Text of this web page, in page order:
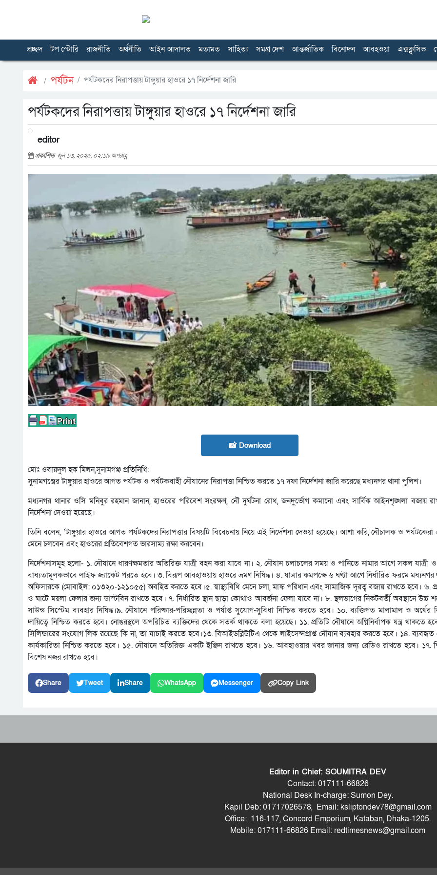
প্রচ্ছদ টপ স্টোরি রাজনীতি অর্থনীতি আইন আদালত মতামত সাহিত্য সমগ্র দেশ আন্তর্জাতিক বিনোদন আবহওয়া এক্সক্লুসিভ
পর্যটন পর্যটকদের নিরাপত্তায় টাঙ্গুয়ার হাওরে ১৭ নির্দেশনা জারি
পর্যটকদের নিরাপত্তায় টাঙ্গুয়ার হাওরে ১৭ নির্দেশনা জারি
editor
প্রকাশিত জুন ১৩, ২০২৫, ০২:১৯ অপরাহ্ণ
📸 Download
মোঃ ওবায়দুল হক মিলন,সুনামগঞ্জ প্রতিনিধি:
সুনামগঞ্জের টাঙ্গুয়ার হাওরে আগত পর্যটক ও পর্যটকবাহী নৌযানের নিরাপত্তা নিশ্চিত করতে ১৭ দফা নির্দেশনা জারি করেছে মধ্যনগর থানা পুলিশ।
মধ্যনগর থানার ওসি মনিবুর রহমান জানান, হাওরের পরিবেশ সংরক্ষণ, নৌ দুর্ঘটনা রোধ, জনদুর্ভোগ কমানো এবং সার্বিক আইনশৃঙ্খলা বজায়
নির্দেশনা দেওয়া হয়েছে।
তিনি বলেন, ‘টাঙ্গুয়ার হাওরে আগত পর্যটকদের নিরাপত্তার বিষয়টি বিবেচনায় নিয়ে এই নির্দেশনা দেওয়া হয়েছে। আশা করি, নৌচালক ও পর্যটকেরা
মেনে চলবেন এবং হাওরের প্রতিবেশগত ভারসাম্য রক্ষা করবেন।
নির্দেশনাসমূহ হলো- ১. নৌযানে ধারণক্ষমতার অতিরিক্ত যাত্রী বহন করা যাবে না। ২. নৌযান চলাচলের সময় ও পানিতে নামার আগে সকল যাত্রী
বাধ্যতামূলকভাবে লাইফ জ্যাকেট পরতে হবে। ৩. বিরূপ আবহাওয়ায় হাওরে ভ্রমণ নিষিদ্ধ। ৪. যাত্রার কমপক্ষে ৬ ঘণ্টা আগে নির্ধারিত ফরমে মধ্যনগর
অফিসারকে (মোবাইল: ০১৩২০-১২১০৫৫) অবহিত করতে হবে।৫. স্বাস্থ্যবিধি মেনে চলা, মাস্ক পরিধান এবং সামাজিক দূরত্ব বজায় রাখতে হবে। ৬.
ও ঘাটে ময়লা ফেলার জন্য ডাস্টবিন রাখতে হবে। ৭. নির্ধারিত স্থান ছাড়া কোথাও আবর্জনা ফেলা যাবে না। ৮. স্থলভাগের নিকটবর্তী অবস্থানে উচ্চ
সাউন্ড সিস্টেম ব্যবহার নিষিদ্ধ।৯. নৌযানে পরিষ্কার-পরিচ্ছন্নতা ও পর্যাপ্ত সুযোগ-সুবিধা নিশ্চিত করতে হবে। ১০. ব্যক্তিগত মালামাল ও অর্থের
দায়িত্বে নিশ্চিত করতে হবে। নোঙরস্থলে অপরিচিত ব্যক্তিদের থেকে সতর্ক থাকতে বলা হয়েছে। ১১. প্রতিটি নৌযানে অগ্নিনির্বাপক যন্ত্র থাকতে
সিলিন্ডারের সংযোগ লিক রয়েছে কি না, তা যাচাই করতে হবে।১৩. বিআইডব্লিউটিএ থেকে লাইসেন্সপ্রাপ্ত নৌযান ব্যবহার করতে হবে। ১৪. ব্যবহৃত
কার্যকারিতা নিশ্চিত করতে হবে। ১৫. নৌযানে অতিরিক্ত একটি ইঞ্জিন রাখতে হবে। ১৬. আবহাওয়ার খবর জানার জন্য রেডিও রাখতে হবে। ১৭.
বিশেষ নজর রাখতে হবে।
Share Tweet Share WhatsApp Messenger Copy Link
Editor in Chief: SOUMITRA DEV
Contact: 017111-66826
National Desk In-charge: Sumon Dey.
Kapil Deb: 01717026578, Email: ksliptondev78@gmail.com
Office: 116-117, Concord Emporium, Kataban, Dhaka-1205.
Mobile: 017111-66826 Email: redtimesnews@gmail.com